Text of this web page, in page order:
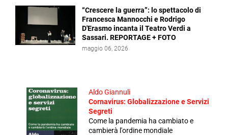
“Crescere la guerra”: lo spettacolo di
Francesca Mannocchi e Rodrigo
D'Erasmo incanta il Teatro Verdi a
Sassari. REPORTAGE + FOTO
maggio 06, 2026
Aldo Giannuli
Cornavirus: Globalizzazione e Servizi
Segreti
Come la pandemia ha cambiato e
cambierà l'ordine mondiale